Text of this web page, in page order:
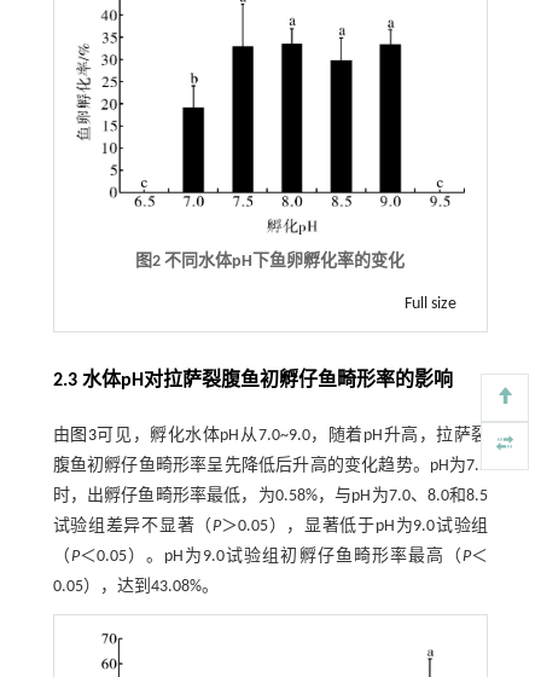
图2 不同水体pH下鱼卵孵化率的变化
Full size
2.3 水体pH对拉萨裂腹鱼初孵仔鱼畸形率的影响
由 图3可见，孵化水体pH从7.0~9.0，随着pH升高，拉萨裂
腹鱼初孵仔鱼畸形率呈先降低后升高的变化趋势。pH为7.5
时，出孵仔鱼畸形率最低，为0.58%，与pH为7.0、8.0和8.5
试验组差异不显著（ P＞0.05），显著低于pH为9.0试验组
（ P＜0.05）。pH为9.0试验组初孵仔鱼畸形率最高（P＜
0.05），达到43.08%。